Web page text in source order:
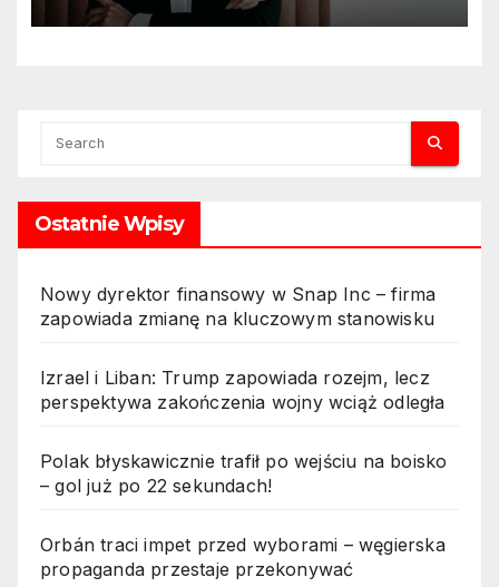
Ostatnie Wpisy
Nowy dyrektor finansowy w Snap Inc – firma
zapowiada zmianę na kluczowym stanowisku
Izrael i Liban: Trump zapowiada rozejm, lecz
perspektywa zakończenia wojny wciąż odległa
Polak błyskawicznie trafił po wejściu na boisko
– gol już po 22 sekundach!
Orbán traci impet przed wyborami – węgierska
propaganda przestaje przekonywać